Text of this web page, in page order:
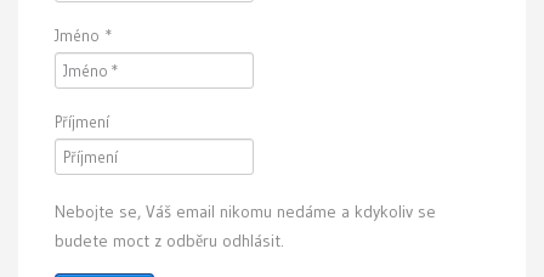
Jméno *
Příjmení
Nebojte se, Váš email nikomu nedáme a kdykoliv se
budete moct z odběru odhlásit.